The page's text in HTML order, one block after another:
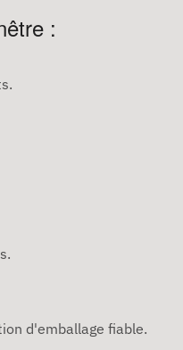
:
d'emballage fiable.